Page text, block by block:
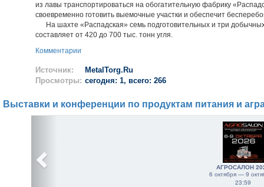
из лавы транспортироваться на обогатительную фабрику
своевременно готовить выемочные участки и обеспечит
На шахте «Распадская» семь подготовительных и три
составляет от 420 до 700 тыс. тонн угля.
Комментарии
Источник:
MetalTorg.Ru
Просмотры: сегодня: 1, всего: 266
Выставки и конференции по продуктам питания и
АГРОСАЛОН
6 октября — 9
23:59